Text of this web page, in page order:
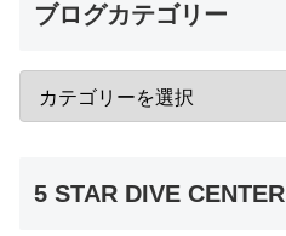
ブログカテゴリー
5 STAR DIVE CENTER